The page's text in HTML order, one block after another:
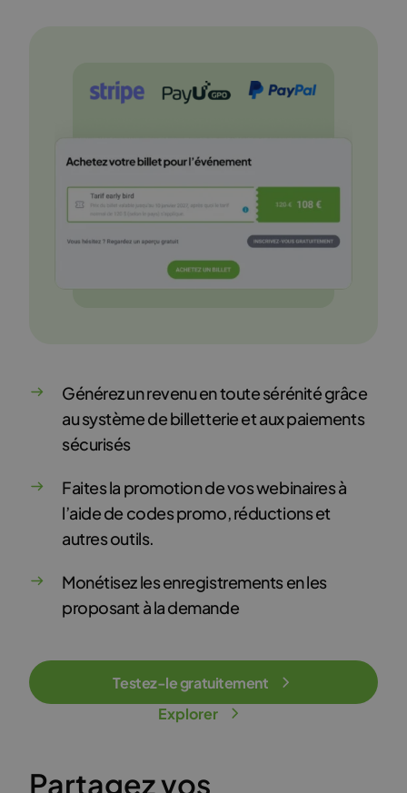
Générez un revenu en toute sérénité grâce
au système de billetterie et aux paiements
sécurisés
Faites la promotion de vos webinaires à
l’aide de codes promo, réductions et
autres outils.
Monétisez les enregistrements en les
proposant à la demande
Testez-le gratuitement
Explorer
Partagez vos